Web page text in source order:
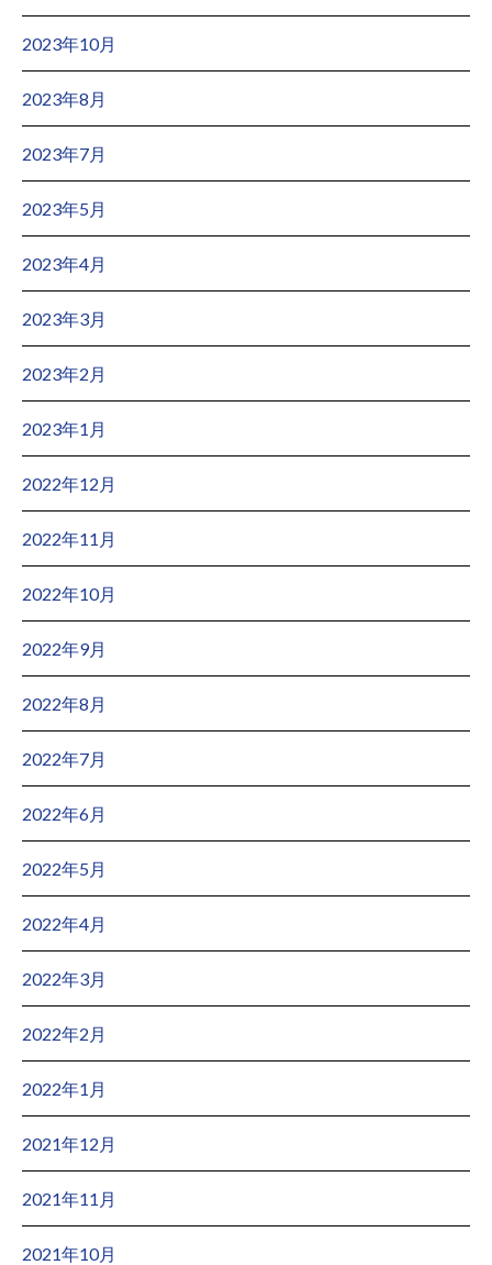
2023年10月
2023年8月
2023年7月
2023年5月
2023年4月
2023年3月
2023年2月
2023年1月
2022年12月
2022年11月
2022年10月
2022年9月
2022年8月
2022年7月
2022年6月
2022年5月
2022年4月
2022年3月
2022年2月
2022年1月
2021年12月
2021年11月
2021年10月